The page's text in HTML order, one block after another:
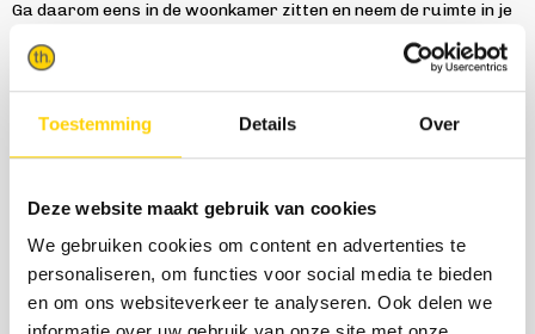
Toestemming Details Over
Deze website maakt gebruik van cookies
We gebruiken cookies om content en advertenties te
personaliseren, om functies voor social media te bieden
en om ons websiteverkeer te analyseren. Ook delen we
Ga daarom eens in de woonkamer zitten en neem de ruimte in je
op. Wat voel je? Waar ben je dol op? Verlang je naar een oase
van rust of ben je juist gek op eclectische stijlen? Wij adviseren:
open Pinterest en inspireer er lekker op los. Maak een bord aan
en pin je favoriete plaatjes. Zo kom je tot een persoonlijk
moodboard die goed laat zien wat jij mooi vindt.